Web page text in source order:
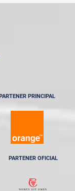
PRINCIPAL
PARTENER OFICIAL